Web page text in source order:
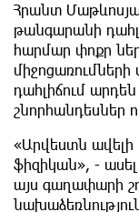
Հրանտ
թանգարանի
հարմար փոքր
դահլիճում
շնորհանդեսներ
«Արվեստն ավելի
ֆիզիկան», -
այս գաղափարի